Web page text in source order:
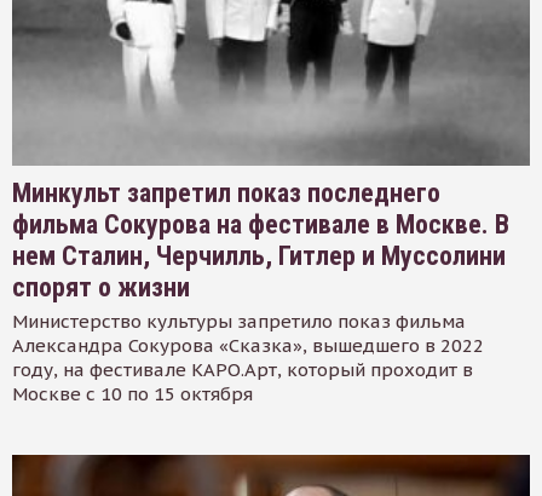
Минкульт запретил показ последнего
фильма Сокурова на фестивале в Москве. В
нем Сталин, Черчилль, Гитлер и Муссолини
спорят о жизни
Министерство культуры запретило показ фильма
Александра Сокурова «Сказка», вышедшего в 2022
году, на фестивале КАРО.Арт, который проходит в
Москве с 10 по 15 октября